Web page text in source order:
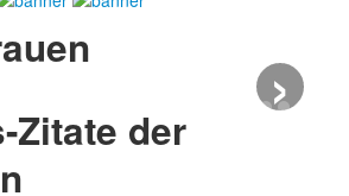
›
Zitate der